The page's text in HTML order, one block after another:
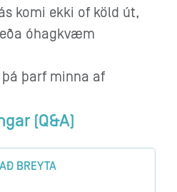
komi ekki of köld út,
óhagkvæm
þarf minna af
(Q&A)
BREYTA